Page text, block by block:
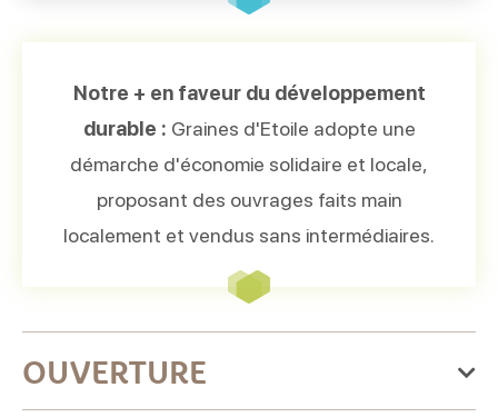
Notre + en faveur du développement
durable : Graines d'Etoile adopte une
démarche d'économie solidaire et locale,
proposant des ouvrages faits main
localement et vendus sans intermédiaires.
OUVERTURE